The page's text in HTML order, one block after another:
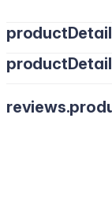
Pomiješajte
ili
• 2 priložene
Za jedan obrok
fructose, calcium
ascorbic acid, dl-
banana flavor,
zinc sulphate,